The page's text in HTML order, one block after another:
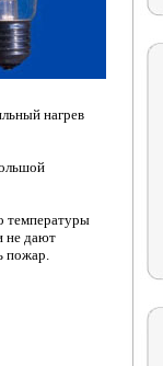
нагрев
температуры
не дают
пожар.